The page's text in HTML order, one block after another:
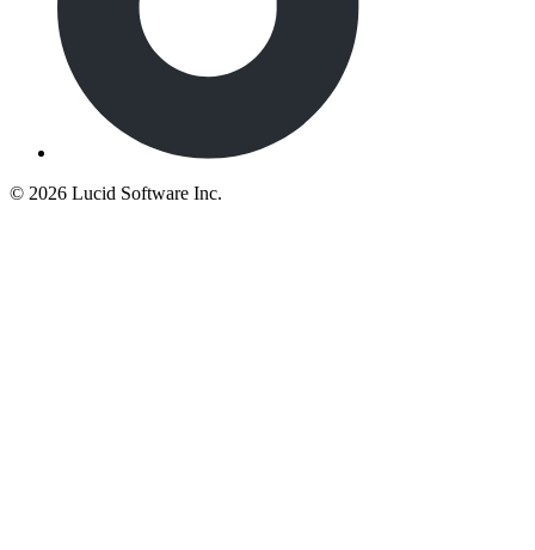
© 2026 Lucid Software Inc.